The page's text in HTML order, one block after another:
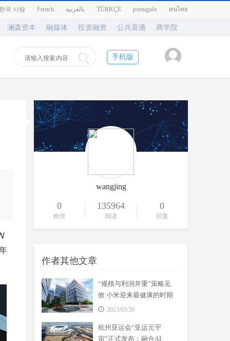
국 사람 French بالعربية TÜRKÇE português คนไทย
澜森资本 融媒体 投资融资 公共直播 商学院
手机版
wangjing
0
粉丝
135964
阅读
0
回复
作者其他文章
“规模与利润并重”策略见
效 小米迎来最健康的时期
2023/05/30
杭州亚运会“亚运元宇
宙”正式发布：融合AI、